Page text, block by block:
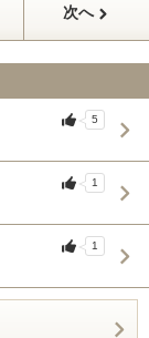
次へ
5
1
1